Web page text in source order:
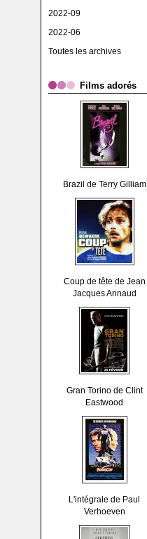
2022-09
2022-06
Toutes les archives
Films adorés
Brazil de Terry Gilliam
Coup de tête de Jean
Jacques Annaud
Gran Torino de Clint
Eastwood
L'intégrale de Paul
Verhoeven